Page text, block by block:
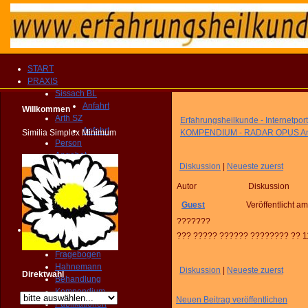
START
PRAXIS
Sissach BL
Anfahrt
Arth SZ
Anfahrt
Person
Angebot
Therapien
Vergütung
Fragebogen
KONTAKT
TERMIN
Homöopathie
PRAXIS
Fragebogen
Hahnemann
Behandlung
Kompendium
Publikationen
Willkommen
Similia Simplex Minimum
Direktwahl
Erfahrungsheilkunde -
KOMPENDIUM - RADAR OPUS
Diskussion Neueste zuerst
Autor
Diskussion
Guest
Veröffentlicht
???????
??? ????? ?????? ???????? ??
Diskussion Neueste zuerst
Neuen Beitrag veröffentlichen